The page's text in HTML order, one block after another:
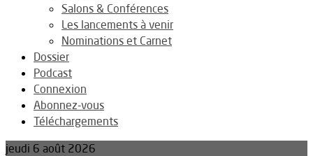
Salons & Conférences
Les lancements à venir
Nominations et Carnet
Dossier
Podcast
Connexion
Abonnez-vous
Téléchargements
jeudi 6 août 2026